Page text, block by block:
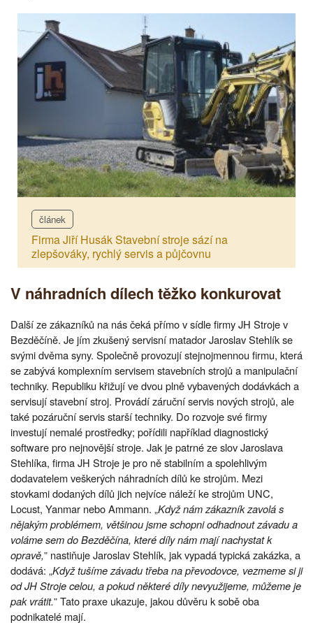
článek
Firma Jiří Husák Stavební stroje sází na
zlepšováky, rychlý servis a půjčovnu
V náhradních dílech těžko konkurovat
Další ze zákazníků na nás čeká přímo v sídle firmy JH Stroje v
Bezděčíně. Je jím zkušený servisní matador Jaroslav Stehlík se
svými dvěma syny. Společně provozují stejnojmennou firmu, která
se zabývá komplexním servisem stavebních strojů a manipulační
techniky. Republiku křižují ve dvou plně vybavených dodávkách a
servisují stavební stroj. Provádí záruční servis nových strojů, ale
také pozáruční servis starší techniky. Do rozvoje své firmy
investují nemalé prostředky; pořídili například diagnostický
software pro nejnovější stroje. Jak je patrné ze slov Jaroslava
Stehlíka, firma JH Stroje je pro ně stabilním a spolehlivým
dodavatelem veškerých náhradních dílů ke strojům. Mezi
stovkami dodaných dílů jich nejvíce náleží ke strojům UNC,
Locust, Yanmar nebo Ammann. „Když nám zákazník zavolá s
nějakým problémem, většinou jsme schopni odhadnout závadu a
voláme sem do Bezděčína, které díly nám mají nachystat k
opravě,” nastiňuje Jaroslav Stehlík, jak vypadá typická zakázka, a
dodává: „Když tušíme závadu třeba na převodovce, vezmeme si ji
od JH Stroje celou, a pokud některé díly nevyužijeme, můžeme je
pak vrátit.” Tato praxe ukazuje, jakou důvěru k sobě oba
podnikatelé mají.